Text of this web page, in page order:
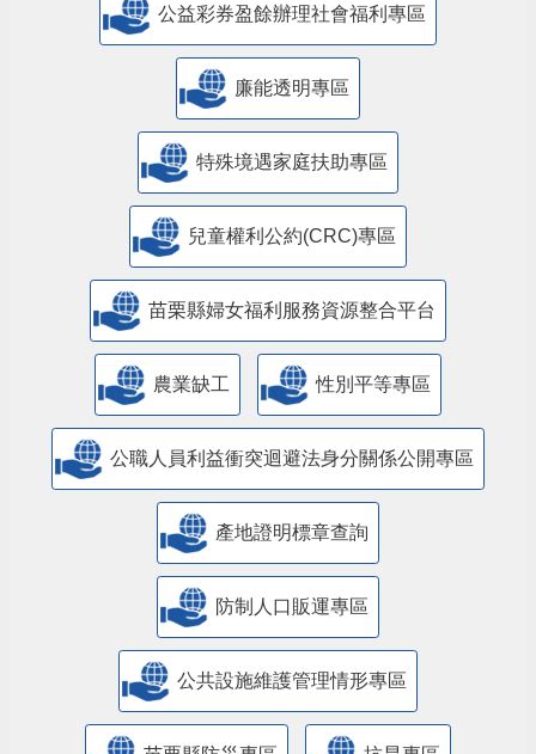
公益彩券盈餘辦理社會福利專區
廉能透明專區
特殊境遇家庭扶助專區
兒童權利公約(CRC)專區
苗栗縣婦女福利服務資源整合平台
農業缺工 性別平等專區
公職人員利益衝突迴避法身分關係公開專區
產地證明標章查詢
防制人口販運專區
​公共設施維護管理情形專區